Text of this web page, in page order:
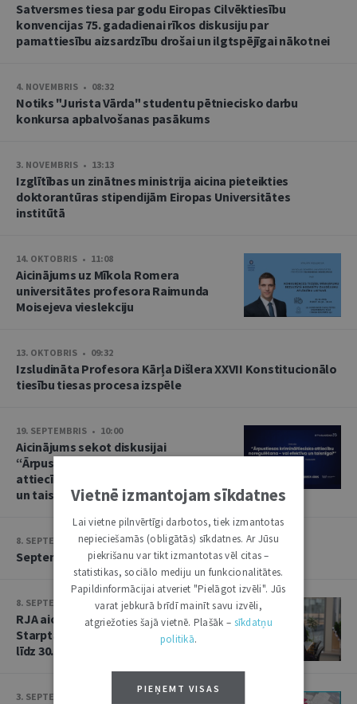
Satversmes tiesa par godu Eiropas Cilvēktiesību
konvencijas 75. gadadienai rīkos diskusiju par
pamattiesību aizsardzību drošai un ilgtspējīgai nākotnei
4. NOVEMBRIS • 08:32
Notiks "Jurista Vārda" studentu pētniecisko darbu
konkursa apbalvošanas pasākums
3. NOVEMBRIS • 13:13
Izglītības un zinātnes ministrija aicina pieteikties
doktorantūras stipendijām Eiropas Universitātes
institūtā
14. OKTOBRIS • 11:08
Aicinājums uz Mīkola Romera
universitātes profesora Raimunda
Moisejeva vieslekciju
13. OKTOBRIS • 09:32
Izsludināta Profesora Kārļa Dišlera XXVII Konstitucionālo
tiesību tiesas procesa izspēle
19. SEPTEMBRIS • 10:00
Aicinājums sekot diskusijai
“Ārpustiesas krimināltiesisko
attiecību noregulēšana – vai efektīva
un taisnīga?”
8. SEPTEMBRIS • 13:14
Septembra saruna par starptautiskajām tiesībām
8. SEPTEMBRIS • 13:13
RJA aicina iesniegt rakstus Baltijas
Starptautisko tiesību gadagrāmatai
līdz 30. septembrim
3. SEPTEMBRIS • 16:01
Vietnē izmantojam sīkdatnes
Lai vietne pilnvērtīgi darbotos, tiek izmantotas
nepieciešamās (obligātās) sīkdatnes. Ar Jūsu
piekrišanu var tikt izmantotas vēl citas –
statistikas, sociālo mediju un funkcionalitātes.
Papildinformācijai atveriet "Pielāgot izvēli". Jūs
varat jebkurā brīdī mainīt savu izvēli,
atgriežoties šajā vietnē. Plašāk – sīkdatņu
politikā.
PIEŅEMT VISAS